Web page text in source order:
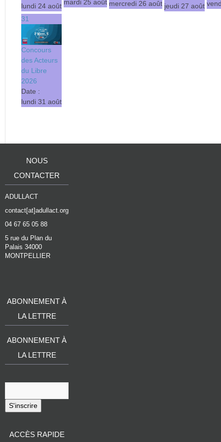
lundi 24 août
mardi 25 août mercredi 26 août jeudi 27 août
31
Concours
des Acteurs
du Libre
2026
Date :
lundi 31 août
NOUS
CONTACTER
ADULLACT
contact[at]adullact.org
04 67 65 05 88
5 rue du Plan du
Palais 34000
MONTPELLIER
ABONNEMENT À
LA LETTRE
ABONNEMENT À
LA LETTRE
S'inscrire
ACCÈS RAPIDE